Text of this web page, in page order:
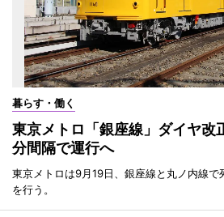
暮らす・働く
東京メトロ「銀座線」ダイヤ
分間隔で運行へ
東京メトロは9月19日、銀座線と丸ノ内線で
を行う。